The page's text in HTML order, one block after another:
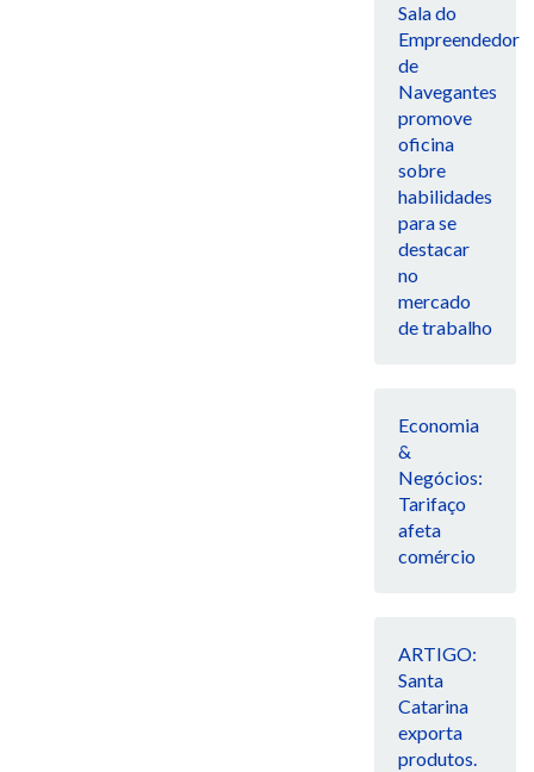
Sala do
Empreendedor
de
Navegantes
promove
oficina
sobre
habilidades
para se
destacar
no
mercado
de trabalho
Economia
&
Negócios:
Tarifaço
afeta
comércio
ARTIGO:
Santa
Catarina
exporta
produtos.